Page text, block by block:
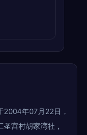
2004年07月22日，
宫村胡家湾社，